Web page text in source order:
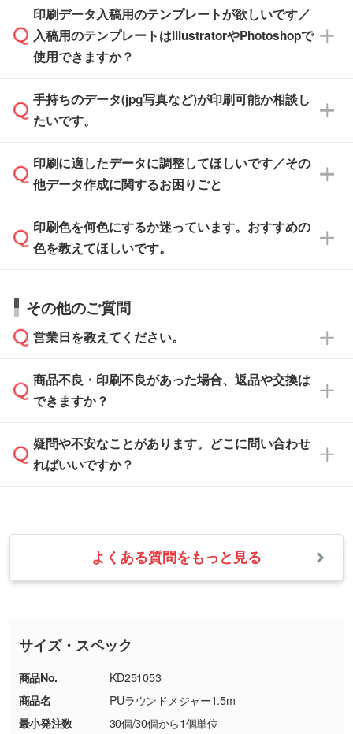
※土日祝日を除く営業日換算です。
※沖縄・離島は追加日数がかかります。
ザインソフトがなくても安心です。
また、「データ作成サービス
せいただければ、弊社にて無料でデザインデー
タを1点作成いたします。
IllustratorやPhotoshop、CLIP STUDIOなどのデ
ザインソフトでこだわりのデザインを作成した
い方は、完全データ入稿
積・ご注文フォームにアップロードしてご入稿
ください。
ご入稿後は経験豊富なスタッフがデータに不備
がないかチェックし、お客様と確認してから印
刷に進みますので、ご安心ください。
印刷データ入稿用のテンプレートが欲しいです／
入稿用のテンプレートはIllustratorやPhotoshopで
使用できますか？
一部商品は入稿用テンプレートのご用意があり
ます。各商品ページの『印刷方法・テンプレー
入稿用のテンプレートはPDF形式ですが、
IllustratorやPhotoshopで開いてご利用いただけ
方」をご確認ください。
手持ちのデータ(jpg写真など)が印刷可能か相談し
たいです。
印刷に適したデータ・解像度かどうか、担当ス
タッフが事前に確認いたします。
ムへ添付いただくか、担当スタッフ宛にメール
でお送りください。
い合わせください。
なお、印刷用データの作り方に関する詳細は、
印刷に適したデータに調整してほしいです／その
他データ作成に関するお困りごと
データ作成でお困りの際には、担当スタッフが
サポートいたしますのでお気軽にご相談くださ
から添付してお送りください。
・解像度の低いデータをトレース/調整してほ
しい
解像度の低い画像や、手書きのイラスト、写真
などを、印刷に適したベクターデータに変換し
・フルカラーデータを1色に変換してほしい
・1色印刷でグラデーションや濃淡を表現した
い
す。→詳しく見る
・コーポレートカラーを使って印刷したい／印
刷色にこだわりがある
DIC・PANTONEなどのカラーチップの指定や、
印刷色を何色にするか迷っています。おすすめの
色を教えてほしいです。
お見積・ご注文・
相談いただきますと、担当スタッフがお客様の
ご希望や商品の本体色を確認し、印刷色をご提
本体色がブラック、ネイビーなど濃色の場合は
白色か淡い色の印刷色をおすすめしておりま
す。
本体色がナチュラルなど淡色の場合、印刷をく
っきりと目立たせたいときは濃い印刷色が、柔
らかい雰囲気にしたいときは淡い印刷色が映え
また、お選びいただいた印刷色が本体色に合わ
ない場合や仕上がりに影響しそうな場合は、ス
タッフから別の色をご案内することもございま
その他のご質問
営業日を教えてください。
営業日は平日の10:00～18:00で、土日祝日はお
休みとなります。注文・見積・お問い合わせ
速やかに対応いたします。
商品不良・印刷不良があった場合、返品や交換は
できますか？
お手数をお掛けいたしますが、至急担当スタッ
フまでご連絡ください。商品の状況を確認し、
・お届け時に商品が損傷・故障している場合
・ご注文と異なる商品が届いた場合
・印刷不良があった場合
※詳しくは「商品の良品基準について
ください。
【返品・交換ができない場合】
・お客様の元で商品を加工された場合、または
疑問や不安なことがあります。どこに問い合わせ
ればいいですか？
業日以内に担当スタッフよりメールにてご連絡
いたします。
お急ぎの場合はお電話でのご質問も受け付けて
TEL：0422-29-9911 営業時間10:00～
18:00(土日祝日除く)
お問い合わせフォームはこちら
よくある質問をもっと見る
サイズ・スペック
商品No.
KD251053
商品名
PUラウンドメジャー1.5m
最小発注数
30個/30個から1個単位